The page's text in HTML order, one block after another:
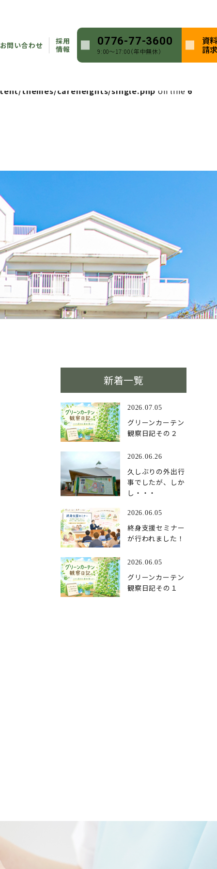
お問い合わせ
採用
情報
0776-77-3600
9:00〜17:00（年中無休）
資
請
themes/careheights/single.phpon line5
single.phpon line6
themes/careheights/single.php on line 6
新着一覧
2026.07.05
グリーンカーテン
観察日記その２
2026.06.26
久しぶりの外出行
事でしたが、しか
し・・・
2026.06.05
終身支援セミナー
が行われました！
2026.06.05
グリーンカーテン
観察日記その１